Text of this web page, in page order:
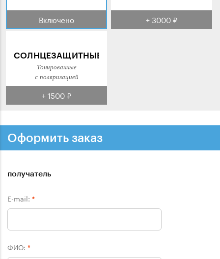
Включено + 3000 ₽
СОЛНЦЕЗАЩИТНЫЕ
Тонированные
с поляризацией
+ 1500 ₽
Оформить заказ
получатель
E-mail: *
ФИО: *